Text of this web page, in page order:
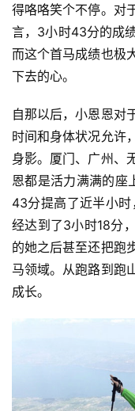
得咯咯笑个不停。对
言，3小时43分的成
而这个首马成绩也极
下去的心。
自那以后，小恩恩对
时间和身体状况允许
身影。厦门、广州、
恩都是活力满满的座
43分提高了近半小
经达到了3小时18分
的她之后甚至还把跑
马领域。从跑路到跑
成长。